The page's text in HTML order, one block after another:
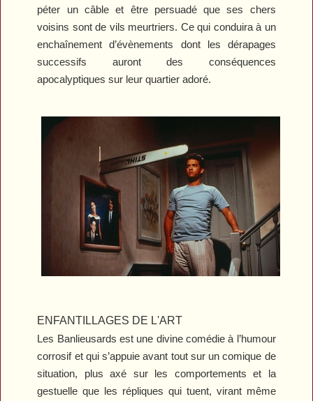
péter un câble et être persuadé que ses chers
voisins sont de vils meurtriers. Ce qui conduira à un
enchaînement d’évènements dont les dérapages
successifs auront des conséquences
apocalyptiques sur leur quartier adoré.
ENFANTILLAGES DE L'ART
Les Banlieusards est une divine comédie à l’humour
corrosif et qui s’appuie avant tout sur un comique de
situation, plus axé sur les comportements et la
gestuelle que les répliques qui tuent, virant même